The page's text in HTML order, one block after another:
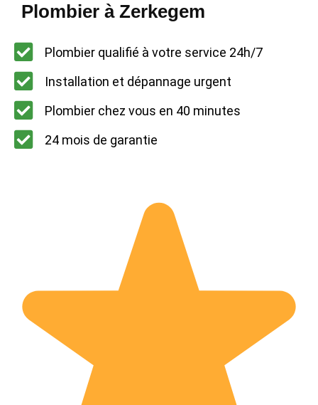
Plombier à Zerkegem
Plombier qualifié à votre service 24h/7
Installation et dépannage urgent
Plombier chez vous en 40 minutes
24 mois de garantie